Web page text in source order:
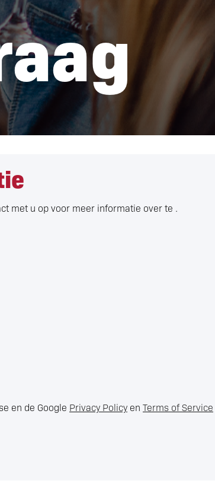
met u op voor meer informatie overte .
en de Google Privacy Policy en Terms of Service